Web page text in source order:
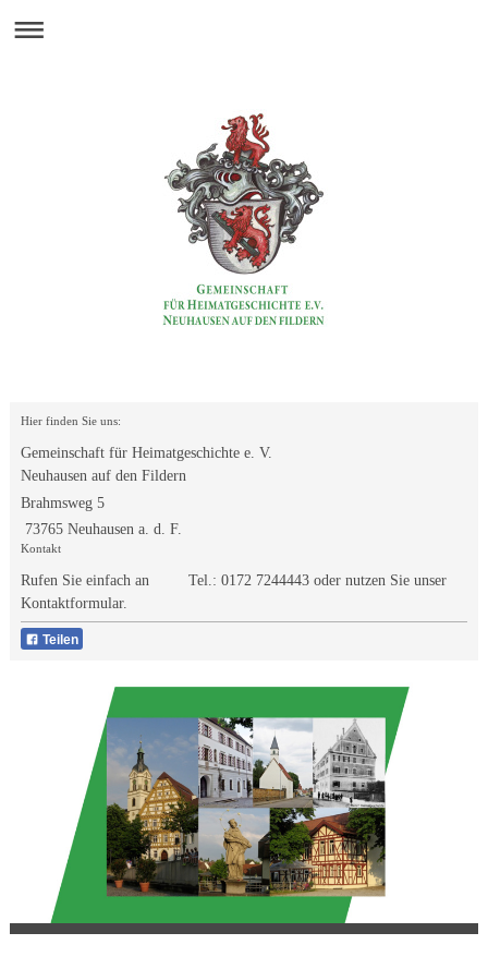
Hier finden Sie uns:
Gemeinschaft für Heimatgeschichte e. V.
Neuhausen auf den Fildern
Brahmsweg 5
73765 Neuhausen a. d. F.
Kontakt
Rufen Sie einfach an Tel.: 0172 7244443oder nutzen Sie unser
Kontaktformular.
Teilen